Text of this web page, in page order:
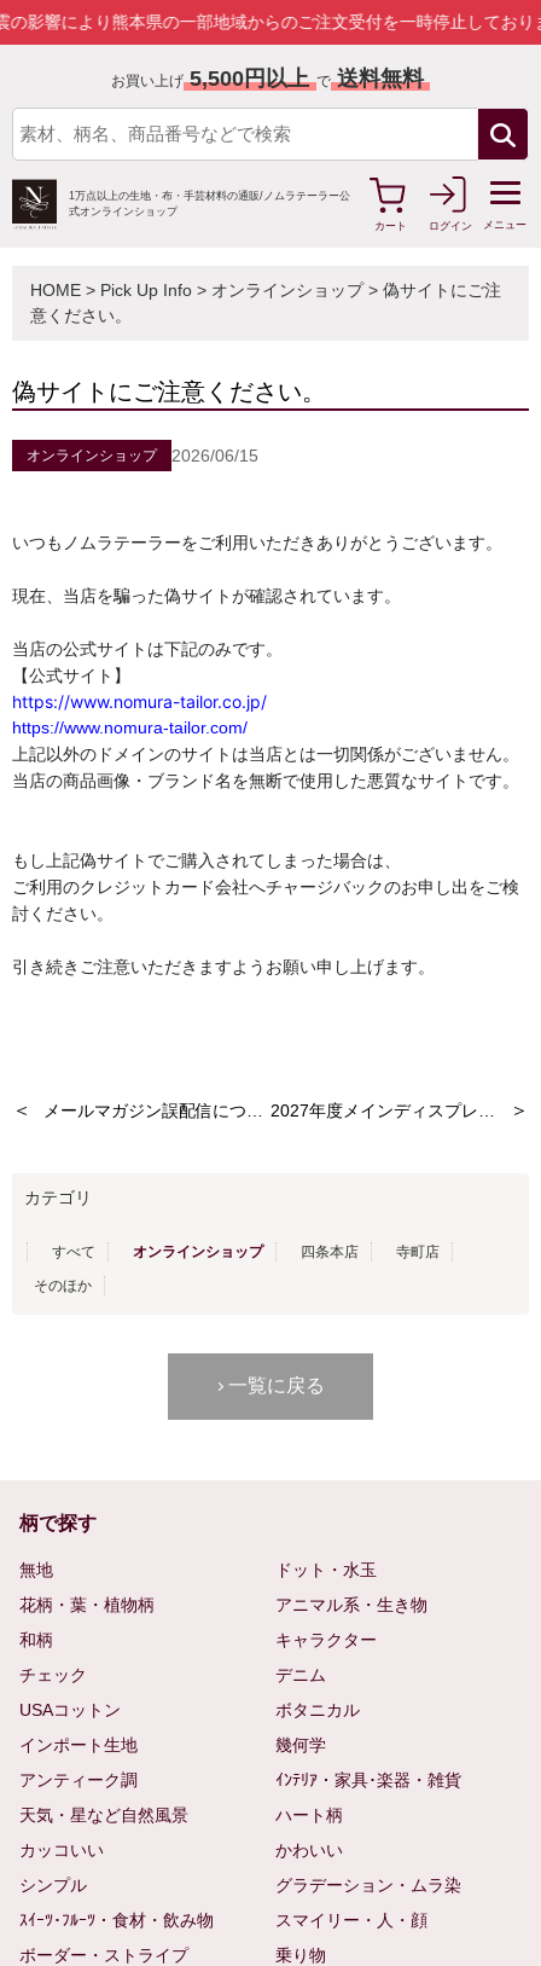
影響により熊本県の一部地域からのご注文受付を一時停止しておりま
お買い上げ 5,500円以上 で 送料無料
1万点以上の生地・布・手芸材料の通販/ ノムラテーラー公
式オンラインショップ
カート
ログイン メニュー
HOME > Pick Up Info > オンラインショップ> 偽サイトにご注
意ください。
偽サイトにご注意ください。
オンラインショップ 2026/06/15
いつもノムラテーラーをご利用いただきありがとうございます。
現在、当店を騙った偽サイトが確認されています。
当店の公式サイトは下記のみです。
https://www.nomura-tailor.co.jp/
https://www.nomura-tailor.com/
上記以外のドメインのサイトは当店とは一切関係がございません。
当店の商品画像・ブランド名を無断で使用した悪質なサイトです。
もし上記偽サイトでご購入されてしまった場合は、
ご利用のクレジットカード会社へチャージバックのお申し出をご検
討ください。
引き続きご注意いただきますようお願い申し上げます。
＜ ＞
カテゴリ
すべて オンラインショップ 四条本店
寺町店
そのほか
一覧に戻る
柄で探す
無地
ドット・水玉
花柄・葉・植物柄
アニマル系・生き物
和柄
キャラクター
チェック
デニム
USAコットン
ボタニカル
インポート生地
幾何学
アンティーク調
ｲﾝﾃﾘｱ・家具･楽器・雑貨
天気・星など自然風景
ハート柄
カッコいい
かわいい
シンプル
グラデーション・ムラ染
ｽｲｰﾂ･ﾌﾙｰﾂ・食材・飲み物
スマイリー・人・顔
ボーダー・ストライプ
乗り物